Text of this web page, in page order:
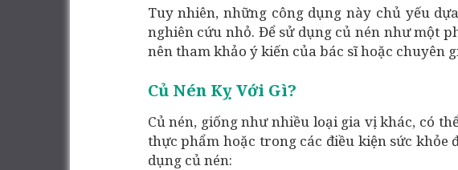
Tuy nhiên, những công dụng này chủ yếu
nghiên cứu nhỏ. Để sử dụng củ nén như một
nên tham khảo ý kiến của bác sĩ hoặc chuyên
Củ Nén Kỵ Với Gì?
Củ nén, giống như nhiều loại gia vị khác, có
thực phẩm hoặc trong các điều kiện sức khỏe
dụng củ nén: